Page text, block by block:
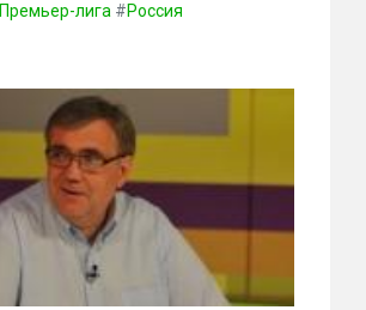
Премьер-лига #Россия